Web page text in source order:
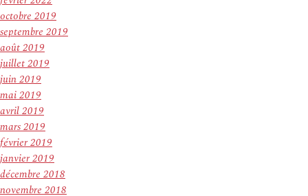
octobre 2019
septembre 2019
août 2019
juillet 2019
juin 2019
mai 2019
avril 2019
mars 2019
février 2019
janvier 2019
décembre 2018
novembre 2018